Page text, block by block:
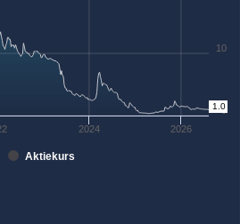
Aktiekurs
2024 2026
0
10
1.0